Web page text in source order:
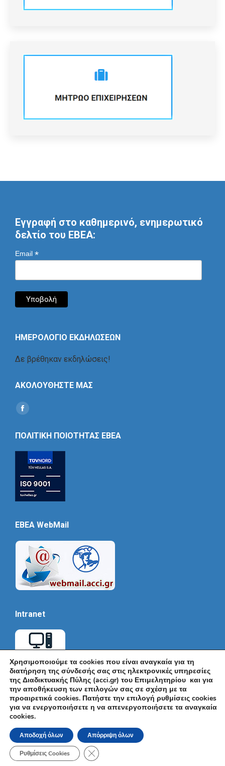
Εγγραφή στο καθημερινό, ενημερωτικό
δελτίο του ΕΒΕΑ:
Email *
ΗΜΕΡΟΛΟΓΙΟ ΕΚΔΗΛΩΣΕΩΝ
Δε βρέθηκαν εκδηλώσεις!
ΑΚΟΛΟΥΘΗΣΤΕ ΜΑΣ
Find us on:
Social
ΠΟΛΙΤΙΚΗ ΠΟΙΟΤΗΤΑΣ ΕΒΕΑ
EBEA WebMail
Intranet
© Εμπορικό και Βιομηχανικό Επιμελητήριο Αθηνών 2026 |
Ακαδημίας 7, ΤΚ: 10671, Αθήνα, Τηλ: +30 210 3604815, e-mail:
info@acci.gr
Όροι Χρήσης|Πολιτική Ασφάλειας|Πολιτική Απορρήτου
Προσβασιμότητας
Powered by KNOWLEDGE A.E.
Χρησιμοποιούμε τα cookies που είναι αναγκαία για τη
διατήρηση της σύνδεσής σας στις ηλεκτρονικές υπηρεσίες
της Διαδικτυακής Πύλης (acci.gr) του Επιμελητηρίου και για
την αποθήκευση των επιλογών σας σε σχέση με τα
προαιρετικά cookies. Πατήστε την επιλογή ρυθμίσεις cookies
για να ενεργοποιήσετε η να απενεργοποιήσετε τα αναγκαία
cookies.
Αποδοχή όλων Απόρριψη όλων
Ρυθμίσεις Cookies Κλείσιμο του Cookie banner για το GDPR